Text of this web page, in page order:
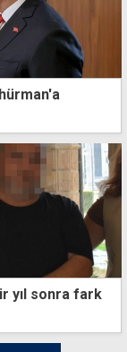
yıl sonra fark